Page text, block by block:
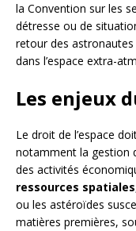
la Convention sur les
détresse ou de
retour des
dans l’espace extra-
Les enjeux
Le droit de l’espace
notamment la gestion
des activités
ressources spatiales
ou les astéroïdes
matières premières,